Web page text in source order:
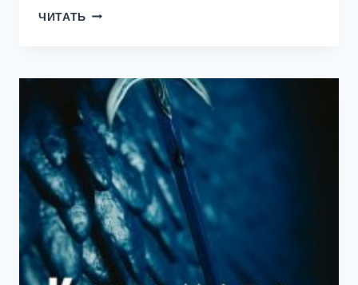
ЧИТАТЬ ПОСЛЕДНИЙ
10